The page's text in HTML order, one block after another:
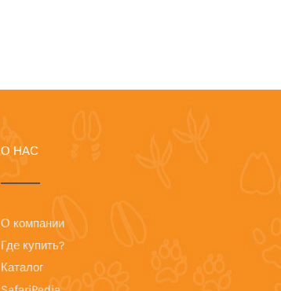
О НАС
О компании
Где купить?
Каталог